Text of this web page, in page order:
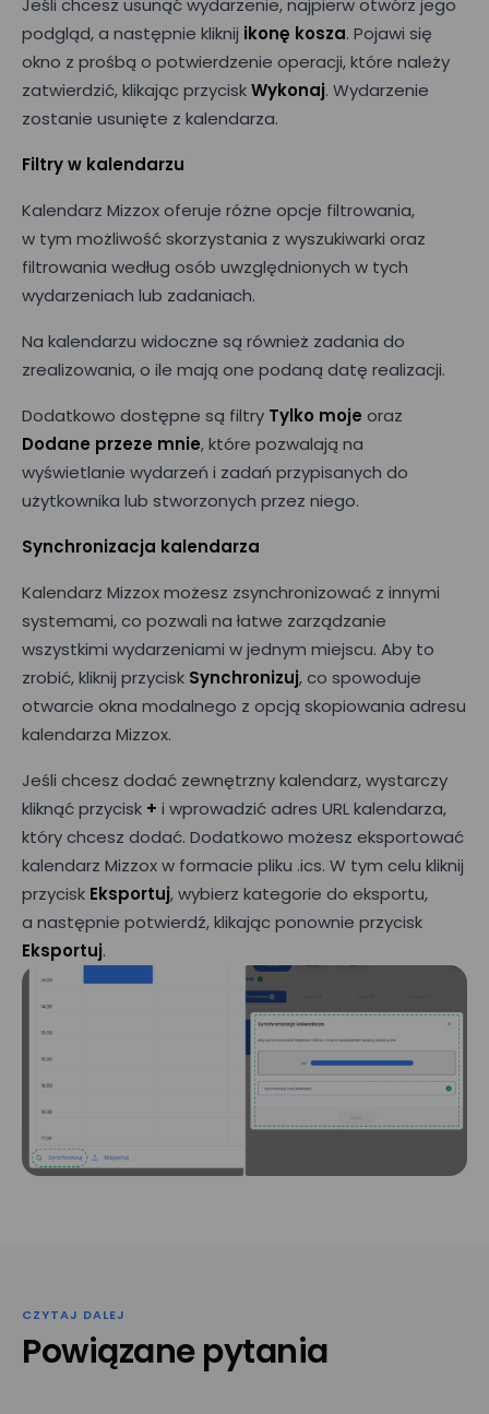
Jeśli chcesz usunąć wydarzenie, najpierw otwórz jego
podgląd, a następnie kliknij ikonę kosza. Pojawi się
okno z prośbą o potwierdzenie operacji, które należy
zatwierdzić, klikając przyciskWykonaj. Wydarzenie
zostanie usunięte z kalendarza.
Filtry w kalendarzu
Kalendarz Mizzox oferuje różne opcje filtrowania,
w tym możliwość skorzystania z wyszukiwarki oraz
filtrowania według osób uwzględnionych w tych
wydarzeniach lub zadaniach.
Na kalendarzu widoczne są również zadania do
zrealizowania, o ile mają one podaną datę realizacji.
Dodatkowo dostępne są filtry Tylko moje oraz
Dodane przeze mnie, które pozwalają na
wyświetlanie wydarzeń i zadań przypisanych do
użytkownika lub stworzonych przez niego.
Synchronizacja kalendarza
Kalendarz Mizzox możesz zsynchronizować z innymi
systemami, co pozwali na łatwe zarządzanie
wszystkimi wydarzeniami w jednym miejscu. Aby to
zrobić, kliknij przycisk Synchronizuj, co spowoduje
otwarcie okna modalnego z opcją skopiowania adresu
kalendarza Mizzox.
Jeśli chcesz dodać zewnętrzny kalendarz, wystarczy
kliknąć przycisk + i wprowadzić adres URL kalendarza,
który chcesz dodać. Dodatkowo możesz eksportować
kalendarz Mizzox w formacie pliku .ics. W tym celu kliknij
przycisk Eksportuj, wybierz kategorie do eksportu,
a następnie potwierdź, klikając ponownie przycisk
Eksportuj.
CZYTAJ DALEJ
Powiązane pytania
Imię*
Nazwisko*
Nazwa firmy*
Wielkość zespołu*
podanych w powyższym formularzu przez Mizzox S.A. w celu
kontaktu w sprawie umówienia spotkania lub
przeprowadzenia prezentacji projektu. Zgoda jest dobrowolna
i może być w każdej chwili cofnięta poprzez kontakt z
administratorem danych osobowych.